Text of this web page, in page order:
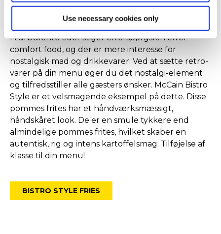
Use necessary cookies only
McCain Bistro Style
I turbulente tider stiger efterspørgslen efter
comfort food, og der er mere interesse for
nostalgisk mad og drikkevarer. Ved at sætte retro-
varer på din menu øger du det nostalgi-element
og tilfredsstiller alle gæsters ønsker. McCain Bistro
Style er et velsmagende eksempel på dette. Disse
pommes frites har et håndværksmæssigt,
håndskåret look. De er en smule tykkere end
almindelige pommes frites, hvilket skaber en
autentisk, rig og intens kartoffelsmag. Tilføjelse af
klasse til din menu!
BISTRO STYLE FRIES